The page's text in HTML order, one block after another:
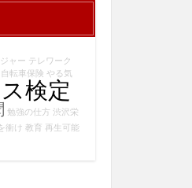
ャー テレワーク
自転車保険 やる気
検定
勉強の仕方 渋沢栄
衝け 教育 再生可能